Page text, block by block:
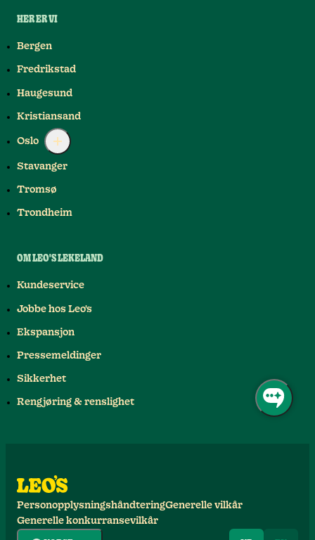
HER ER VI
Bergen
Fredrikstad
Haugesund
Kristiansand
Oslo
Stavanger
Tromsø
Trondheim
OM LEO'S LEKELAND
Kundeservice
Jobbe hos Leo's
Ekspansjon
Pressemeldinger
Sikkerhet
Rengjøring & renslighet
PersonopplysningshåndteringGenerelle vilkår
Generelle konkurransevilkår